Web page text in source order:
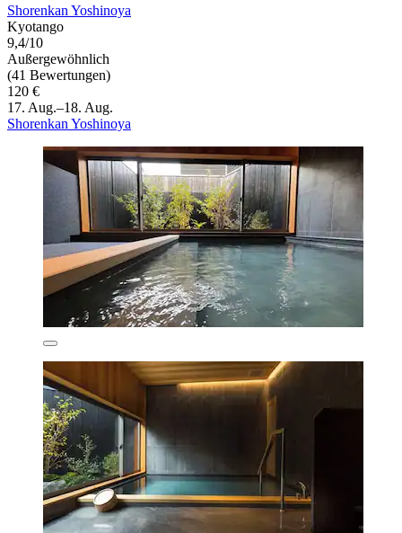
Shorenkan Yoshinoya
Kyotango
9,4/10
Außergewöhnlich
(41 Bewertungen)
120 €
17. Aug.–18. Aug.
Shorenkan Yoshinoya